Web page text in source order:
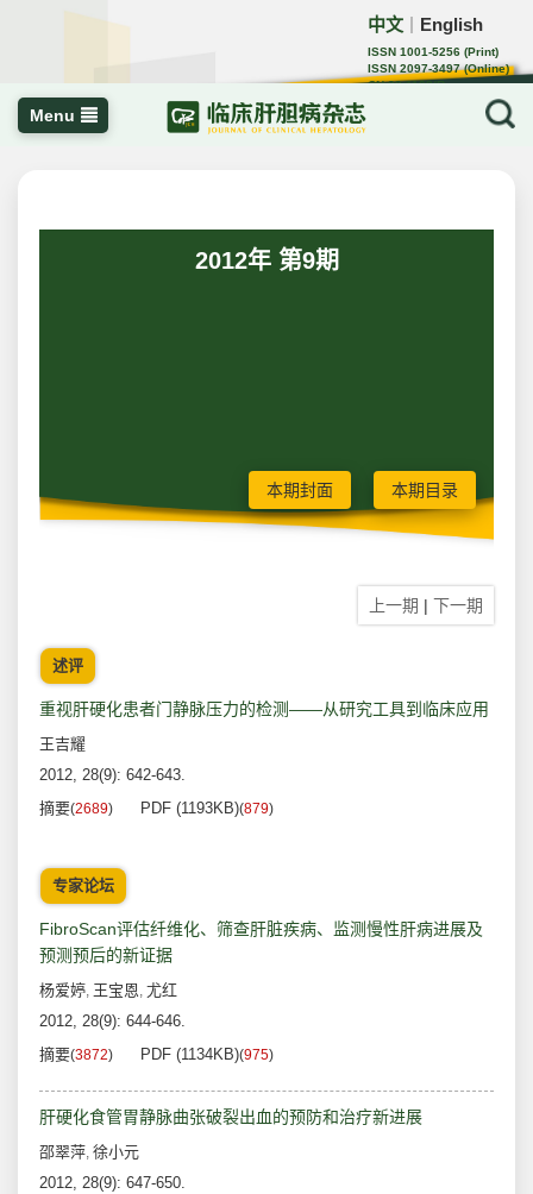
中文 English
ISSN 1001-5256 (Print)
ISSN 2097-3497 (Online)
CN 22-1108/R
Menu
2012年 第9期
本期封面 本期目录
上一期 | 下一期
述评
重视肝硬化患者门静脉压力的检测——从研究工具到临床应用
王吉耀
2012, 28(9): 642-643.
摘要(2689) PDF (1193KB)(879)
专家论坛
FibroScan评估纤维化、筛查肝脏疾病、监测慢性肝病进展及
预测预后的新证据
杨爱婷, 王宝恩, 尤红
2012, 28(9): 644-646.
摘要(3872) PDF (1134KB)(975)
肝硬化食管胃静脉曲张破裂出血的预防和治疗新进展
邵翠萍, 徐小元
2012, 28(9): 647-650.